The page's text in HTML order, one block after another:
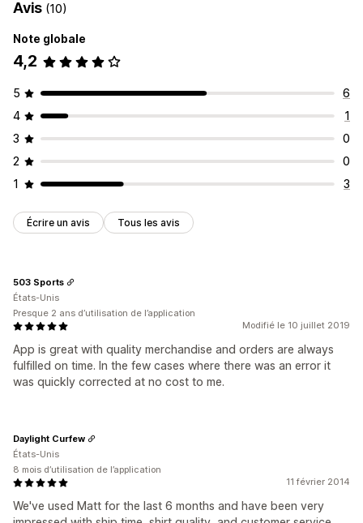
Avis (10)
Note globale
4,2
5
6
4
1
3
0
2
0
1
3
Écrire un avis Tous les avis
Modifié le 10 juillet 2019
App is great with quality merchandise and orders are always
fulfilled on time. In the few cases where there was an error it
was quickly corrected at no cost to me.
503 Sports
États-Unis
Presque 2 ans d’utilisation de l’application
11 février 2014
We've used Matt for the last 6 months and have been very
Daylight Curfew
États-Unis
8 mois d’utilisation de l’application